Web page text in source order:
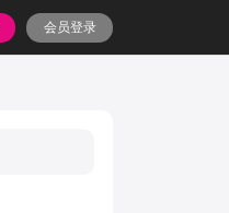
会员登录